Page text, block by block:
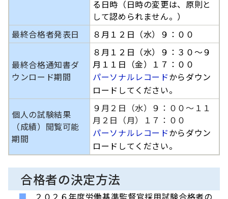
る日時（日時の変更は、原則と
して認められません。）
最終合格者発表日
８月１２日（水）９：００
最終合格通知書ダ
ウンロード期間
８月１２日（水）９：３０～９
月１１日（金）１７：００
パーソナルレコードからダウン
ロードしてください。
個人の試験結果
（成績）閲覧可能
期間
９月２日（水）９：００～１１
月２日（月）１７：００
パーソナルレコードからダウン
ロードしてください。
合格者の決定方法
２０２６年度労働基準監督官採用試験合格者の